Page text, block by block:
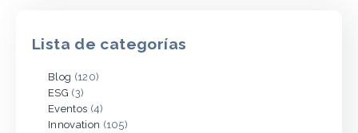
Lista de categorías
Blog (120)
ESG (3)
Eventos (4)
Innovation (105)